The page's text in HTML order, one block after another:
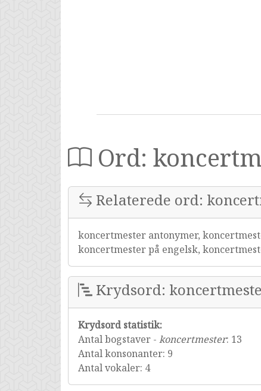
Ord:
Relaterede ord:
koncertmester antonymer,
koncertmester på engelsk,
Krydsord:
Krydsord statistik:
Antal bogstaver - koncertmester: 13
Antal konsonanter: 9
Antal vokaler: 4